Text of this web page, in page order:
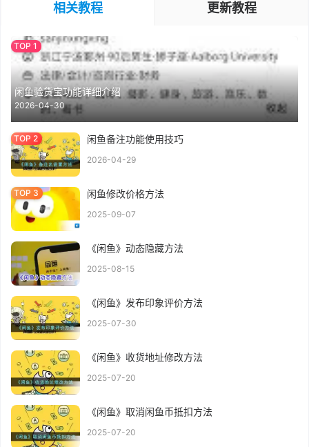
相关教程 更新教程
闲鱼验货宝功能详细介绍
2026-04-30
闲鱼备注功能使用技巧
2026-04-29
闲鱼修改价格方法
2025-09-07
《闲鱼》动态隐藏方法
2025-08-15
《闲鱼》发布印象评价方法
2025-07-30
《闲鱼》收货地址修改方法
2025-07-20
《闲鱼》取消闲鱼币抵扣方法
2025-07-20